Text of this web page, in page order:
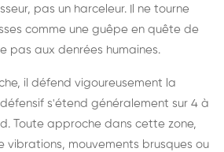
pas un harceleur. Il ne tourne
comme une guêpe en quête de
pas aux denrées humaines.
il défend vigoureusement la
s'étend généralement sur 4 à
Toute approche dans cette zone,
vibrations, mouvements brusques ou